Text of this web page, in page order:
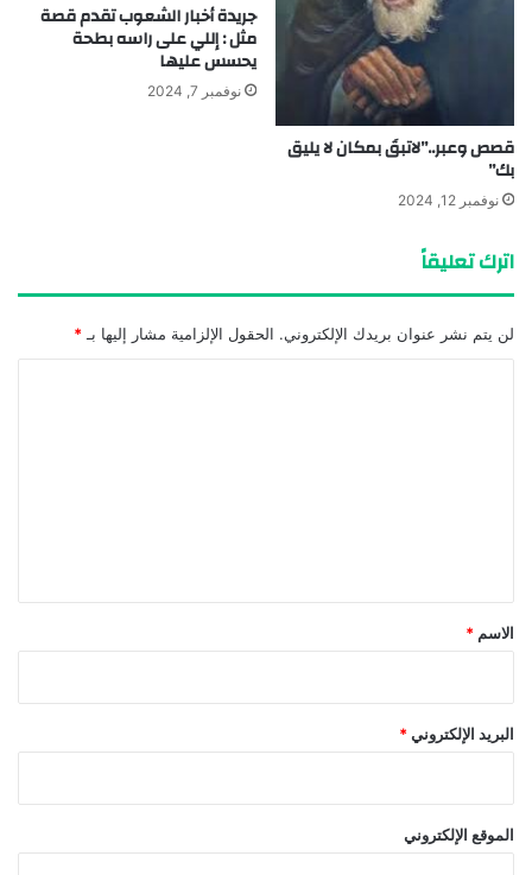
قصص وعبر..”لاتبقَ بمكان لا يليق
بك”
نوفمبر 12, 2024
جريدة أخبار الشعوب تقدم قصة
مثل : إللي على راسه بطحة
يحسس عليها
نوفمبر 7, 2024
اترك تعليقاً
لن يتم نشر عنوان بريدك الإلكتروني. الحقول الإلزامية مشار إليها بـ *
*
الاسم *
البريد الإلكتروني *
الموقع الإلكتروني